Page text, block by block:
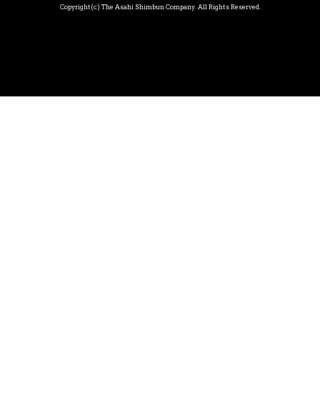
Copyright(c) The Asahi Shimbun Company. All Rights Reserved.